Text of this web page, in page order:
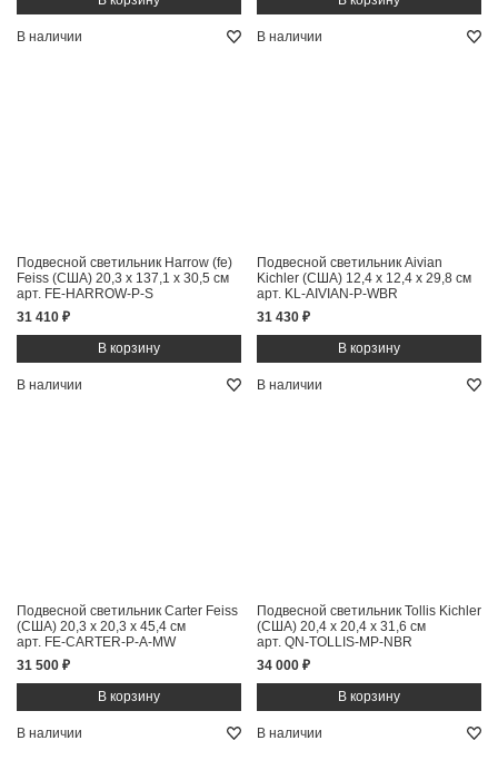
В наличии
Подвесной светильник Harrow (fe)
Feiss (США) 20,3 x 137,1 x 30,5 см
арт. FE-HARROW-P-S
31 410 ₽
В наличии
Подвесной светильник Aivian
Kichler (США) 12,4 x 12,4 x 29,8 см
арт. KL-AIVIAN-P-WBR
31 430 ₽
В наличии
Подвесной светильник Carter Feiss
(США) 20,3 x 20,3 x 45,4 см
арт. FE-CARTER-P-A-MW
31 500 ₽
В наличии
Подвесной светильник Tollis Kichler
(США) 20,4 x 20,4 x 31,6 см
арт. QN-TOLLIS-MP-NBR
34 000 ₽
В наличии В наличии